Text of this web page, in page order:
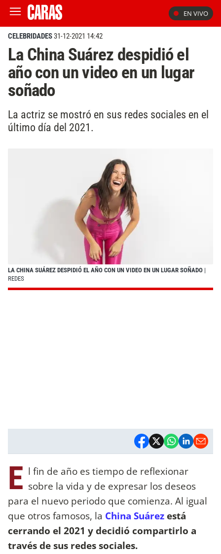
EN VIVO
CELEBRIDADES31-12-2021 14:42
La China Suárez despidió el
año con un video en un lugar
soñado
La actriz se mostró en sus redes sociales en el
último día del 2021.
LA CHINA SUÁREZ DESPIDIÓ EL AÑO CON UN VIDEO EN UN LUGAR SOÑADO |
REDES
E l fin de año es tiempo de reflexionar
sobre la vida y de expresar los deseos
para el nuevo periodo que comienza. Al igual
que otros famosos, la China Suárez está
cerrando el 2021 y decidió compartirlo a
través de sus redes sociales.